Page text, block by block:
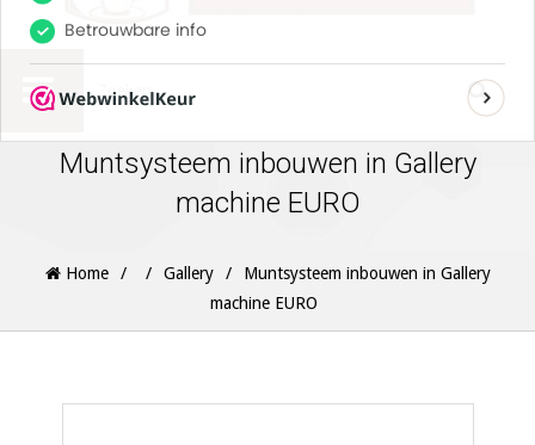
Muntsysteem inbouwen in Gallery
machine EURO
Home / / Gallery /
Muntsysteem inbouwen in Gallery
machine EURO